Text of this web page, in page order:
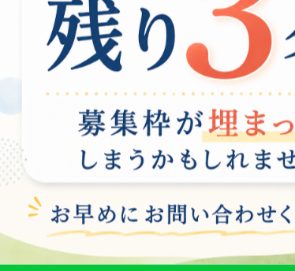
キル向上法
の鍵を握っています。特に就労支援の分野
から、高度な分析やプログラミングまで、
に参加し、様々な職業に役立てることがで
上させることが可能です。また、実際の業務
ことは、自己成長やキャリアアップにおい
む方法